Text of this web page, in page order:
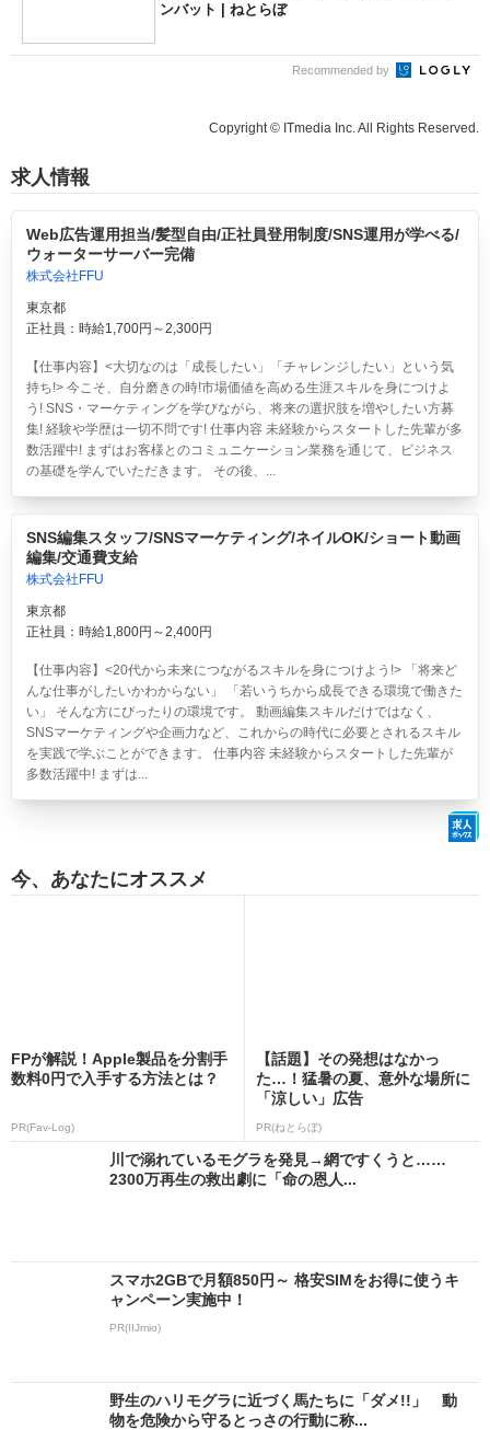
ンバット | ねとらぼ
Recommended by
Copyright © ITmedia Inc. All Rights Reserved.
求人情報
Web広告運用担当/髪型自由/正社員登用制度/SNS運用が学べる/
ウォーターサーバー完備
株式会社FFU
東京都
正社員：時給1,700円～2,300円
【仕事内容】<大切なのは「成長したい」「チャレンジしたい」という気
持ち!> 今こそ、自分磨きの時!市場価値を高める生涯スキルを身につけよ
う! SNS・マーケティングを学びながら、将来の選択肢を増やしたい方募
集! 経験や学歴は一切不問です! 仕事内容 未経験からスタートした先輩が多
数活躍中! まずはお客様とのコミュニケーション業務を通じて、ビジネス
の基礎を学んでいただきます。 その後、...
SNS編集スタッフ/SNSマーケティング/ネイルOK/ショート動画
編集/交通費支給
株式会社FFU
東京都
正社員：時給1,800円～2,400円
【仕事内容】<20代から未来につながるスキルを身につけよう!> 「将来ど
んな仕事がしたいかわからない」 「若いうちから成長できる環境で働きた
い」 そんな方にぴったりの環境です。 動画編集スキルだけではなく、
SNSマーケティングや企画力など、これからの時代に必要とされるスキル
を実践で学ぶことができます。 仕事内容 未経験からスタートした先輩が
多数活躍中! まずは...
今、あなたにオススメ
FPが解説！Apple製品を分割手
数料0円で入手する方法とは？
PR(Fav-Log)
【話題】その発想はなかっ
た…！猛暑の夏、意外な場所に
「涼しい」広告
PR(ねとらぼ)
川で溺れているモグラを発見→網ですくうと……
2300万再生の救出劇に「命の恩人...
スマホ2GBで月額850円～ 格安SIMをお得に使うキ
ャンペーン実施中！
PR(IIJmio)
野生のハリモグラに近づく馬たちに「ダメ!!」 動
物を危険から守るとっさの行動に称...